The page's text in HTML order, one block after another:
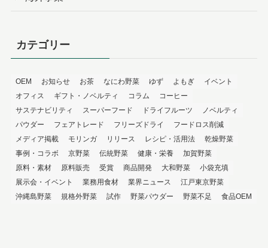
カテゴリー
OEM お知らせ お茶 なにわ野菜 ゆず よもぎ
イベント
オフィス
ギフト・ノベルティ コラム
コーヒー
サステナビリティ
スーパーフード ドライフルーツ
ノベルティ
パウダー
フェアトレード フリーズドライ
フードロス削減
メディア掲載
モリンガ リリース レシピ・活用法
乾燥野菜
事例・コラボ
京野菜 伝統野菜 健康・栄養
加賀野菜
原料・素材
原料販売 受賞 商品開発 大和野菜
小袋充填
展示会・イベント
業務用食材 業界ニュース
江戸東京野菜
沖縄島野菜
規格外野菜 試作 野菜パウダー 野菜不足 食品OEM